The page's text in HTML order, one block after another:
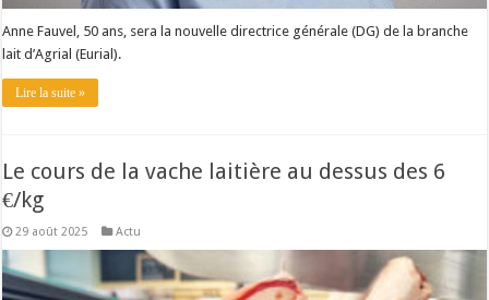
Anne Fauvel, 50 ans, sera la nouvelle directrice générale (DG) de la branche
lait d’Agrial (Eurial).
Lire la suite »
Le cours de la vache laitière au dessus des 6
€/kg
29 août 2025 Actu